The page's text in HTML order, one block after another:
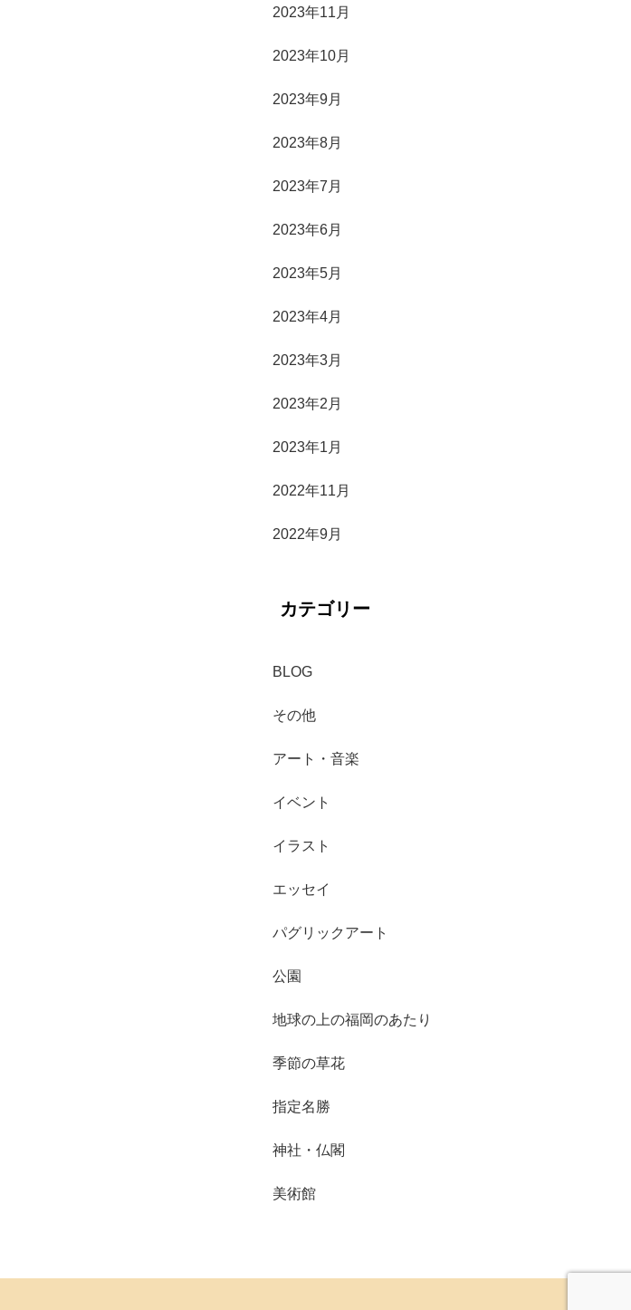
2023年11月
2023年10月
2023年9月
2023年8月
2023年7月
2023年6月
2023年5月
2023年4月
2023年3月
2023年2月
2023年1月
2022年11月
2022年9月
カテゴリー
BLOG
その他
アート・音楽
イベント
イラスト
エッセイ
パグリックアート
公園
地球の上の福岡のあたり
季節の草花
指定名勝
神社・仏閣
美術館